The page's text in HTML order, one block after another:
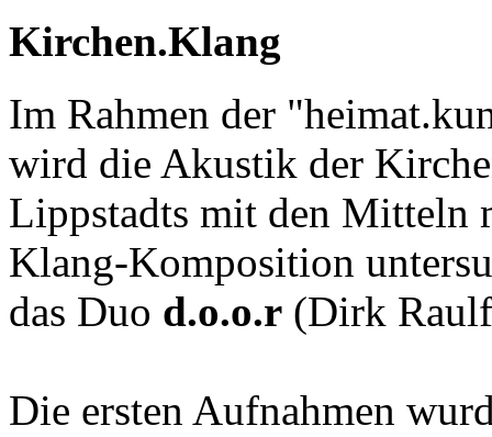
Kirchen.Klang
Im Rahmen der
wird die Akustik der
Lippstadts mit den Mitteln
Klang-Komposition
das Duo d.o.o.r (Dirk
Die ersten Aufnahmen